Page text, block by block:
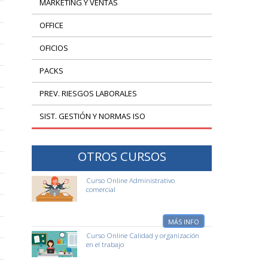
MARKETING Y VENTAS
OFFICE
OFICIOS
PACKS
PREV. RIESGOS LABORALES
SIST. GESTIÓN Y NORMAS ISO
OTROS CURSOS
Curso Online Administrativo
comercial
MÁS INFO
Curso Online Calidad y organización
en el trabajo